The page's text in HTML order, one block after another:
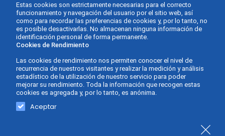
Gabinete Asesor Fernàndez - Asesoría de empresas ©
2026 -
Política de Privacidad
Estas cookies son estrictamente necesarias para el correcto
funcionamiento y navegación del usuario por el sitio web, así
como para recordar las preferencias de cookies y, por lo tanto, no
es posible desactivarlas. No almacenan ninguna información de
identificación personal de forma permanente.
Cookies de Rendimiento
Las cookies de rendimiento nos permiten conocer el nivel de
recurrencia de nuestros visitantes y realizar la medición y análisis
estadístico de la utilización de nuestro servicio para poder
mejorar su rendimiento. Toda la información que recogen estas
cookies es agregada y, por lo tanto, es anónima.
Aceptar